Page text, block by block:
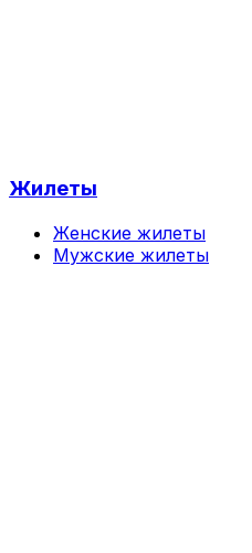
Жилеты
Женские жилеты
Мужские жилеты